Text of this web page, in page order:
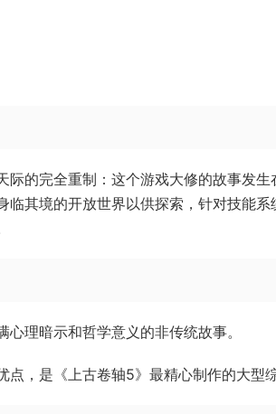
的完全重制：这个游戏大修的故事发
其境的开放世界以供探索，针对技能
理暗示和哲学意义的非传统故事。
，是《上古卷轴5》最精心制作的大型